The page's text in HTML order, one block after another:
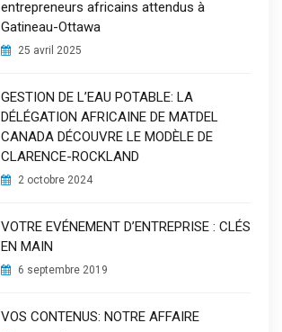
entrepreneurs africains attendus à
Gatineau-Ottawa
25 avril 2025
GESTION DE L’EAU POTABLE: LA
DÉLÉGATION AFRICAINE DE MATDEL
CANADA DÉCOUVRE LE MODÈLE DE
CLARENCE-ROCKLAND
2 octobre 2024
VOTRE EVÉNEMENT D’ENTREPRISE : CLÉS
EN MAIN
6 septembre 2019
VOS CONTENUS: NOTRE AFFAIRE